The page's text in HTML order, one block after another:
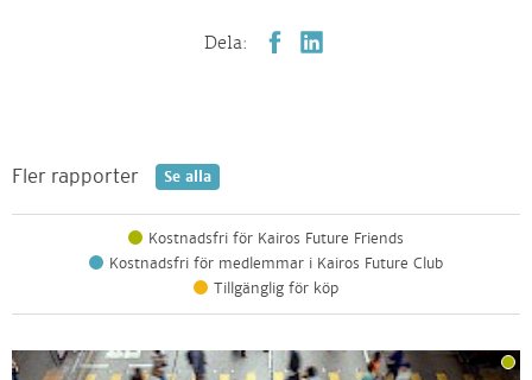
Dela:
Fler rapporter Se alla
Kostnadsfri för Kairos Future Friends
Kostnadsfri för medlemmar i Kairos Future Club
Tillgänglig för köp